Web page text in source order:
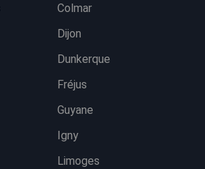
Colmar
Dijon
Dunkerque
Fréjus
Guyane
Igny
Limoges